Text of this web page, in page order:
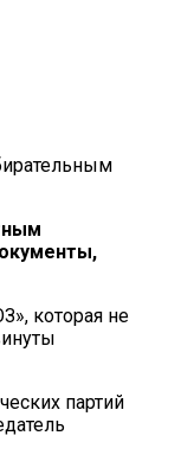
которая не
партий